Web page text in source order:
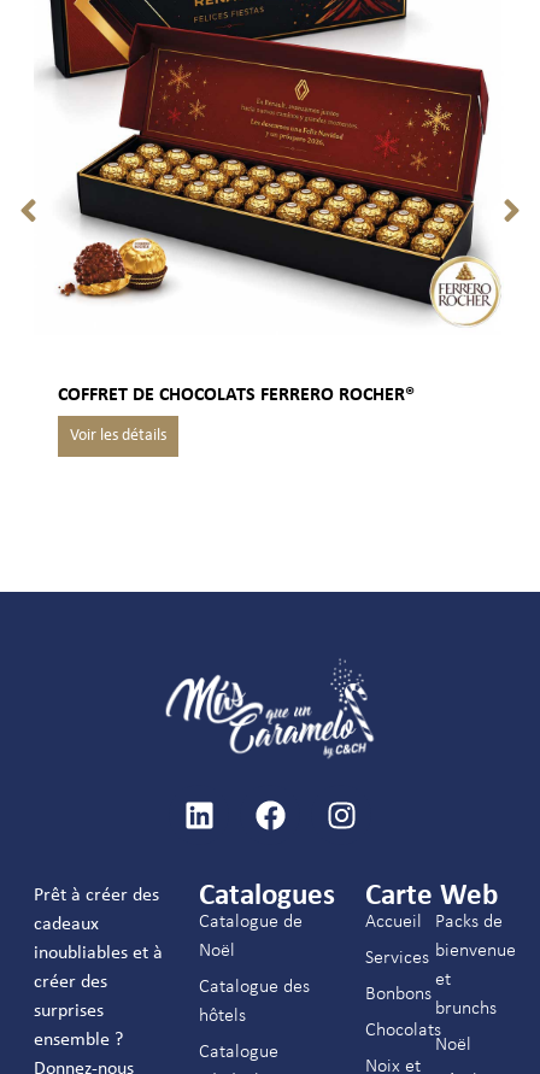
COFFRET DE CHOCOLATS FERRERO ROCHER®
Prêt à créer des
cadeaux
inoubliables et à
créer des
surprises
ensemble ?
Donnez-nous
Catalogues
Catalogue de
Noël
Catalogue des
hôtels
Catalogue
Carte Web
Accueil
Services
Bonbons
Chocolats
Noix et
Packs de
bienvenue
et
brunchs
Noël